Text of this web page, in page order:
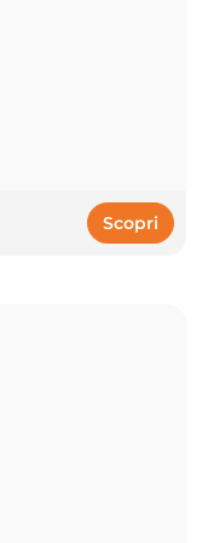
Scopri